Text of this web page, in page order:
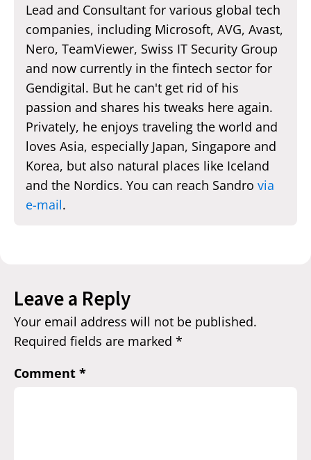
Lead and Consultant for various global tech
companies, including Microsoft, AVG, Avast,
Nero, TeamViewer, Swiss IT Security Group
and now currently in the fintech sector for
Gendigital. But he can't get rid of his
passion and shares his tweaks here again.
Privately, he enjoys traveling the world and
loves Asia, especially Japan, Singapore and
Korea, but also natural places like Iceland
and the Nordics. You can reach Sandro via
e-mail.
Leave a Reply
Your email address will not be published.
Required fields are marked *
Comment *